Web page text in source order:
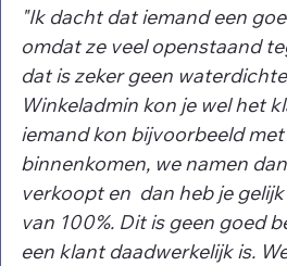
"Ik dacht dat iemand een
omdat ze veel openstaand
dat is zeker geen
Winkeladmin kon je wel het
iemand kon bijvoorbeeld
binnenkomen, we namen
verkoopt en  dan heb je
van 100%. Dit is geen goed
een klant daadwerkelijk is.